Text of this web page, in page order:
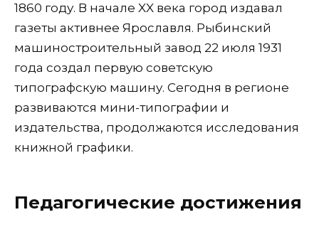
1860 году. В начале XX века город издавал
газеты активнее Ярославля. Рыбинский
машиностроительный завод 22 июля 1931
года создал первую советскую
типографскую машину. Сегодня в регионе
развиваются мини-типографии и
издательства, продолжаются исследования
книжной графики.
Педагогические достижения